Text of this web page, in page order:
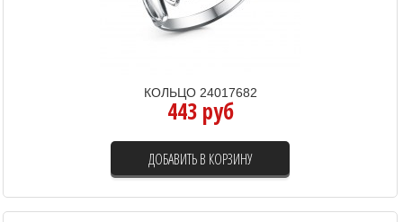
КОЛЬЦО 24017682
443 руб
ДОБАВИТЬ В КОРЗИНУ